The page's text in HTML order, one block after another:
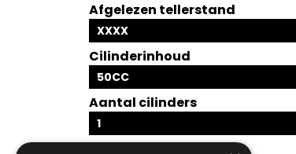
Afgelezen tellerstand
XXXX
Cilinderinhoud
50CC
Aantal cilinders
1